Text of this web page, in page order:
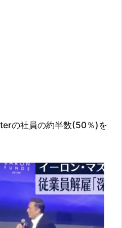
の社員の約半数(50％)を